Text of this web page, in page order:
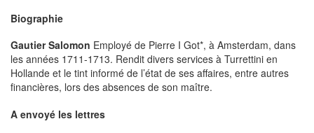
Biographie
Gautier Salomon Employé de Pierre I Got*, à Amsterdam, dans
les années 1711-1713. Rendit divers services à Turrettini en
Hollande et le tint informé de l’état de ses affaires, entre autres
financières, lors des absences de son maître.
A envoyé les lettres